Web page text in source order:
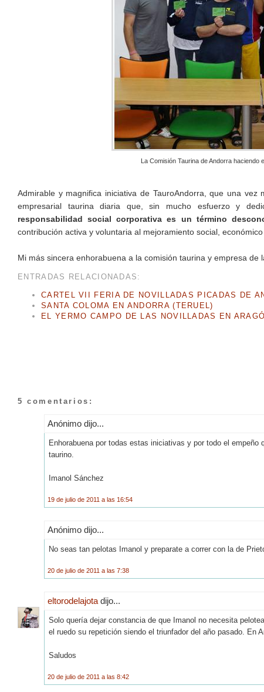
La Comisión Taurina de Andorra haciendo
Admirable y magnifica iniciativa de TauroAndorra, que una
empresarial taurina diaria que, sin mucho esfuerzo y
responsabilidad social corporativa es un término
contribución activa y voluntaria al mejoramiento social,
Mi más sincera enhorabuena a la comisión taurina y empresa de
ENTRADAS RELACIONADAS:
CARTEL VII FERIA DE NOVILLADAS PICADAS DE
SANTA COLOMA EN ANDORRA (TERUEL)
EL YERMO CAMPO DE LAS NOVILLADAS EN
5 comentarios:
Anónimo dijo...
Enhorabuena por todas estas iniciativas y por todo el
taurino.
Imanol Sánchez
19 de julio de 2011 a las 16:54
Anónimo dijo...
No seas tan pelotas Imanol y preparate a correr con la de
20 de julio de 2011 a las 7:38
eltorodelajota dijo...
Solo quería dejar constancia de que Imanol no necesita
el ruedo su repetición siendo el triunfador del año pasado. En
Saludos
20 de julio de 2011 a las 8:42